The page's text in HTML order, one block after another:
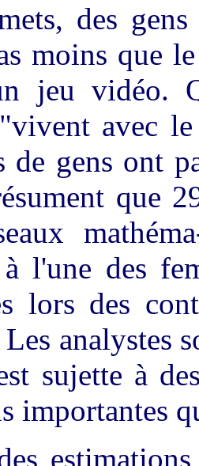
des
moins que
jeu vidéo.
avec
de gens ont
que
l'une des
lors des
analystes
sujette à
importantes